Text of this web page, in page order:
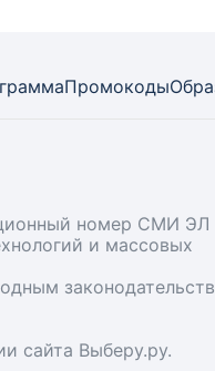
Промокоды
номер СМИ
и массовых
сайта Выберу.ру.